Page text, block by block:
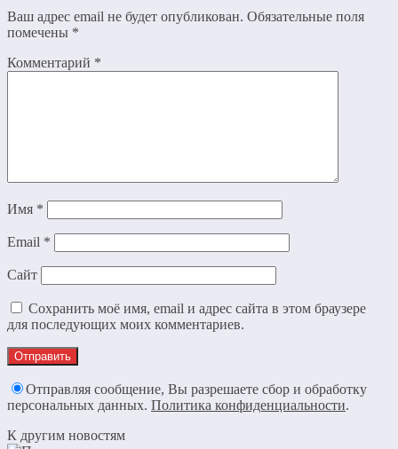
Ваш адрес email не будет опубликован. Обязательные поля
помечены *
Комментарий *
Имя *
Email *
Сайт
Сохранить моё имя, email и адрес сайта в этом браузере
для последующих моих комментариев.
Отправляя сообщение, Вы разрешаете сбор и обработку
персональных данных. Политика конфиденциальности.
К другим новостям